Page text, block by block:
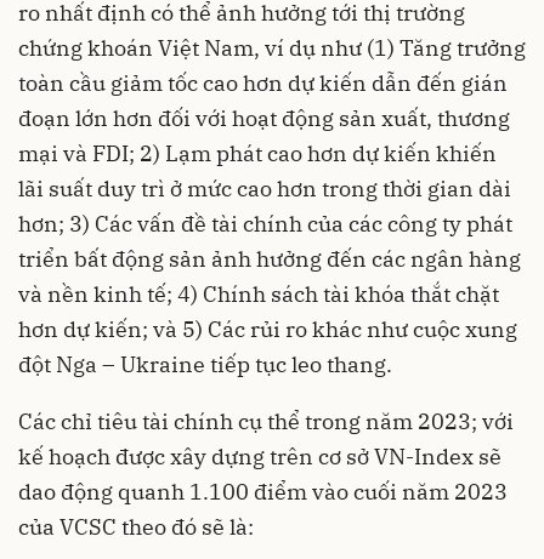
ro nhất định có thể ảnh hưởng tới thị trường
chứng khoán Việt Nam, ví dụ như (1) Tăng trưởng
toàn cầu giảm tốc cao hơn dự kiến dẫn đến gián
đoạn lớn hơn đối với hoạt động sản xuất, thương
mại và FDI; 2) Lạm phát cao hơn dự kiến khiến
lãi suất duy trì ở mức cao hơn trong thời gian dài
hơn; 3) Các vấn đề tài chính của các công ty phát
triển bất động sản ảnh hưởng đến các ngân hàng
và nền kinh tế; 4) Chính sách tài khóa thắt chặt
hơn dự kiến; và 5) Các rủi ro khác như cuộc xung
đột Nga – Ukraine tiếp tục leo thang.
Các chỉ tiêu tài chính cụ thể trong năm 2023; với
kế hoạch được xây dựng trên cơ sở VN-Index sẽ
dao động quanh 1.100 điểm vào cuối năm 2023
của VCSC theo đó sẽ là: